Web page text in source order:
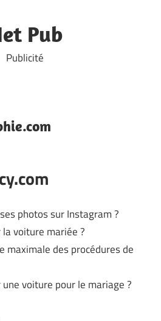
Pub
Publicité
photos sur Instagram ?
voiture mariée ?
maximale des procédures de
voiture pour le mariage ?